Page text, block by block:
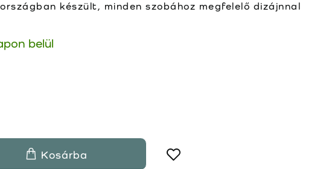
készült, minden szobához megfelelő dizájnnal
belül
Kosárba